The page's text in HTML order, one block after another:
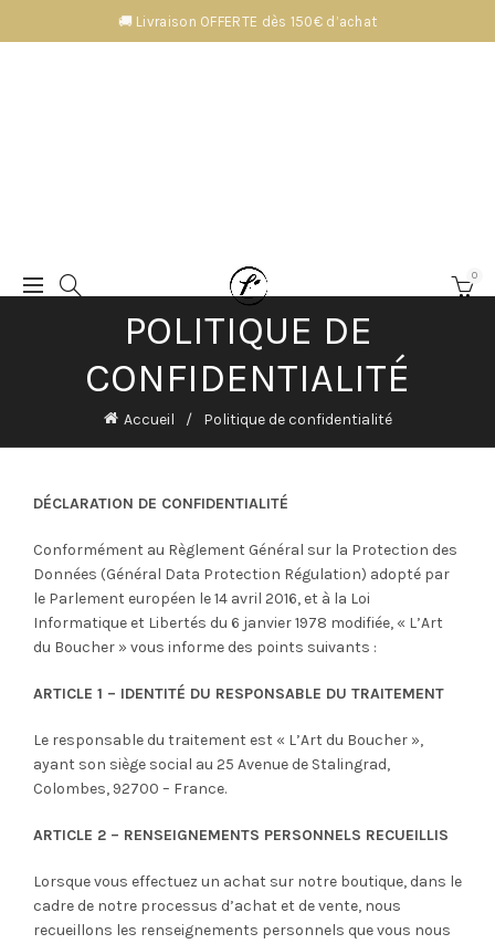
🚚 Livraison OFFERTE dès 150€ d’achat
0
POLITIQUE DE
CONFIDENTIALITÉ
Accueil Politique de confidentialité
DÉCLARATION DE CONFIDENTIALITÉ
Conformément au Règlement Général sur la Protection des
Données (Général Data Protection Régulation) adopté par
le Parlement européen le 14 avril 2016, et à la Loi
Informatique et Libertés du 6 janvier 1978 modifiée, « L’Art
du Boucher » vous informe des points suivants :
ARTICLE 1 – IDENTITÉ DU RESPONSABLE DU TRAITEMENT
Le responsable du traitement est « L’Art du Boucher »,
ayant son siège social au 25 Avenue de Stalingrad,
Colombes, 92700 – France.
ARTICLE 2 – RENSEIGNEMENTS PERSONNELS RECUEILLIS
Lorsque vous effectuez un achat sur notre boutique, dans le
cadre de notre processus d’achat et de vente, nous
recueillons les renseignements personnels que vous nous